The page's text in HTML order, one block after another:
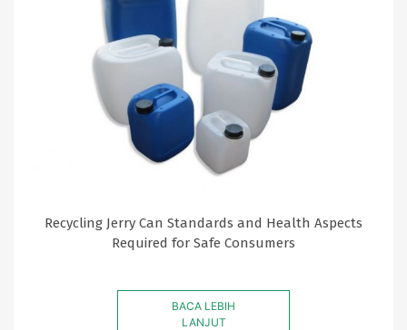
Recycling Jerry Can Standards and Health Aspects
Required for Safe Consumers
BACA LEBIH
LANJUT